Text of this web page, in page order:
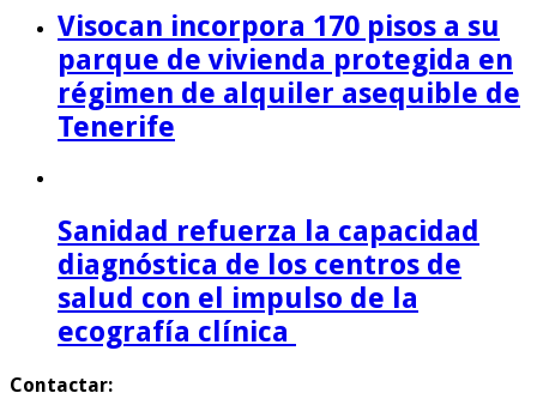
Visocan incorpora 170 pisos a su
parque de vivienda protegida en
régimen de alquiler asequible de
Tenerife
Sanidad refuerza la capacidad
diagnóstica de los centros de
salud con el impulso de la
ecografía clínica
Contactar: